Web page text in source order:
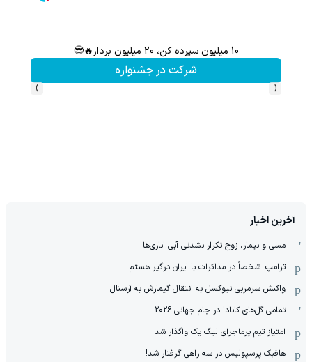
10 میلیون سپرده کن، 20 میلیون بردار🔥😍
شرکت در جشنواره
‹
›
آخرین اخبار
مسی و نیمار، زوج تکرار نشدنی آبی اناری‌ها
ترامپ: شخصاً در مذاکرات با ایران درگیر هستم
واکنش سرمربی نیوکسل به انتقال گیمارش به آرسنال
تمامی گل‌های کانادا در جام جهانی 2026
امتیاز تیم پرماجرای لیگ یک واگذار شد
هافبک پرسپولیس در سه راهی گرفتار شد!